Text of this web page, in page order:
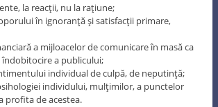
la reacţii, nu la raţiune;
în ignoranţă şi satisfacţii primare,
a mijloacelor de comunicare în masă ca
a publicului;
individual de culpă, de neputinţă;
individului, mulţimilor, a punctelor
profita de acestea.